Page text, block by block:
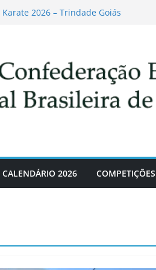
2026 – Trindade Goiás
2025
Karate Esportivo – Etapa Guararema SP
CALENDÁRIO 2026 COMPETIÇÕES